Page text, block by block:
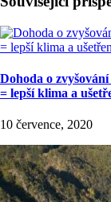
Dohoda o
= lepší klima a
10 července, 2020